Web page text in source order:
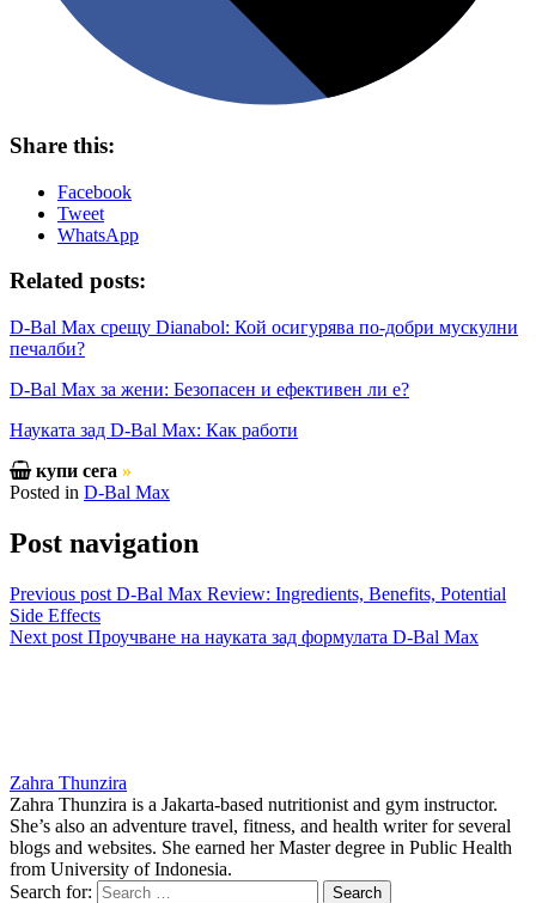
Share this:
Facebook
Tweet
WhatsApp
Related posts:
D-Bal Max срещу Dianabol: Кой осигурява по-добри мускулни
печалби?
D-Bal Max за жени: Безопасен и ефективен ли е?
Науката зад D-Bal Max: Как работи
купи сега »
Posted in D-Bal Max
Post navigation
Previous post D-Bal Max Review: Ingredients, Benefits, Potential
Side Effects
Next post Проучване на науката зад формулата D-Bal Max
Zahra Thunzira
Zahra Thunzira is a Jakarta-based nutritionist and gym instructor.
She’s also an adventure travel, fitness, and health writer for several
blogs and websites. She earned her Master degree in Public Health
from University of Indonesia.
Search for: